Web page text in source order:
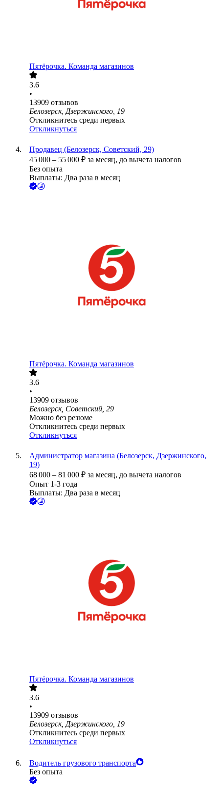
Пятёрочка. Команда магазинов
3.6
•
13909 отзывов
Белозерск, Дзержинского, 19
Откликнитесь среди первых
Откликнуться
Продавец (Белозерск, Советский, 29)
45 000 – 55 000 ₽ за месяц, до вычета налогов
Без опыта
Выплаты: Два раза в месяц
Пятёрочка. Команда магазинов
3.6
•
13909 отзывов
Белозерск, Советский, 29
Можно без резюме
Откликнитесь среди первых
Откликнуться
Администратор магазина (Белозерск, Дзержинского,
19)
68 000 – 81 000 ₽ за месяц, до вычета налогов
Опыт 1-3 года
Выплаты: Два раза в месяц
Пятёрочка. Команда магазинов
3.6
•
13909 отзывов
Белозерск, Дзержинского, 19
Откликнитесь среди первых
Откликнуться
Водитель грузового транспорта
Без опыта